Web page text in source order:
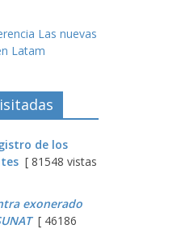
Las nuevas
Latam
de los
[ 81548 vistas
exonerado
[ 46186